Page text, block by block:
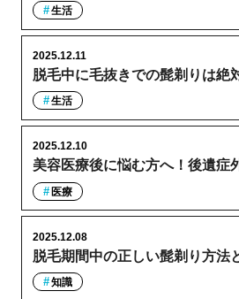
生活
脱毛中に毛抜きでの髭剃りは絶
2025.12.11
生活
美容医療後に悩む方へ！後遺症
2025.12.10
医療
脱毛期間中の正しい髭剃り方法
2025.12.08
知識